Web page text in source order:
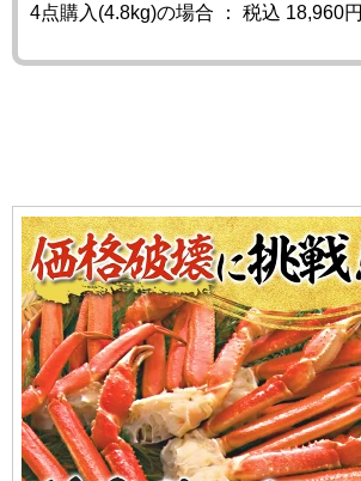
4点購入(4.8kg)の場合 ： 税込 18,960円